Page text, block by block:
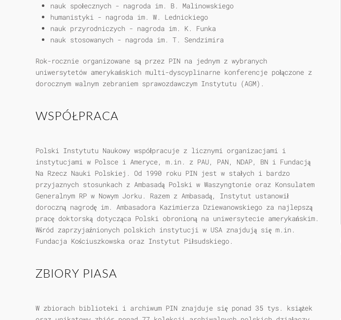
nauk społecznych - nagroda im. B. Malinowskiego
humanistyki - nagroda im. W. Lednickiego
nauk przyrodniczych - nagroda im. K. Funka
nauk stosowanych - nagroda im. T. Sendzimira
Rok-rocznie organizowane są przez PIN na jednym z wybranych
uniwersytetów amerykańskich multi-dyscyplinarne konferencje połączone z
dorocznym walnym zebraniem sprawozdawczym Instytutu (AGM).
WSPÓŁPRACA
Polski Instytutu Naukowy współpracuje z licznymi organizacjami i
instytucjami w Polsce i Ameryce, m.in. z PAU, PAN, NDAP, BN i Fundacją
Na Rzecz Nauki Polskiej. Od 1990 roku PIN jest w stałych i bardzo
przyjaznych stosunkach z Ambasadą Polski w Waszyngtonie oraz Konsulatem
Generalnym RP w Nowym Jorku. Razem z Ambasadą, Instytut ustanowił
doroczną nagrodę im. Ambasadora Kazimierza Dziewanowskiego za najlepszą
pracę doktorską dotycząca Polski obronioną na uniwersytecie amerykańskim.
Wśród zaprzyjaźnionych polskich instytucji w USA znajdują się m.in.
Fundacja Kościuszkowska oraz Instytut Piłsudskiego.
ZBIORY PIASA
W zbiorach biblioteki i archiwum PIN znajduje się ponad 35 tys. książek